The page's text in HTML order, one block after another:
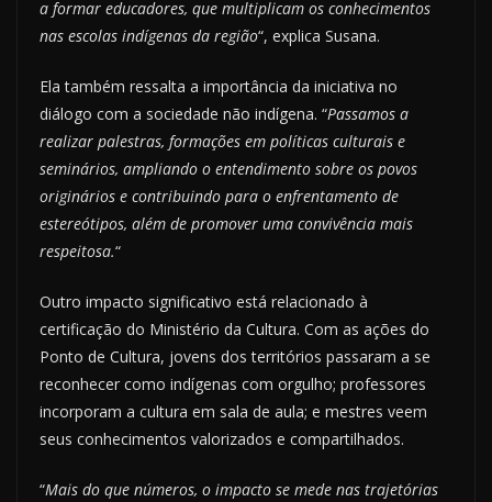
a formar educadores, que multiplicam os conhecimentos
nas escolas indígenas da região“, explica Susana.
Ela também ressalta a importância da iniciativa no
diálogo com a sociedade não indígena. “Passamos a
realizar palestras, formações em políticas culturais e
seminários, ampliando o entendimento sobre os povos
originários e contribuindo para o enfrentamento de
estereótipos, além de promover uma convivência mais
respeitosa.“
Outro impacto significativo está relacionado à
certificação do Ministério da Cultura. Com as ações do
Ponto de Cultura, jovens dos territórios passaram a se
reconhecer como indígenas com orgulho; professores
incorporam a cultura em sala de aula; e mestres veem
seus conhecimentos valorizados e compartilhados.
“Mais do que números, o impacto se mede nas trajetórias